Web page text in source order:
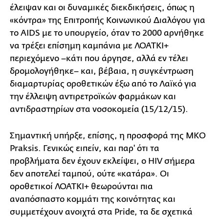
έλειψαν και οι δυναμικές διεκδικήσεις, όπως η
«κόντρα» της Επιτροπής Κοινωνικού Διαλόγου για
το AIDS με το υπουργείο, όταν το 2000 αρνήθηκε
να τρέξει επίσημη καμπάνια με ΛΟΑΤΚΙ+
περιεχόμενο –κάτι που άργησε, αλλά εν τέλει
δρομολογήθηκε– και, βέβαια, η συγκέντρωση
διαμαρτυρίας οροθετικών έξω από το Λαϊκό για
την έλλειψη αντιρετροϊκών φαρμάκων και
αντιδραστηρίων στα νοσοκομεία (15/12/15).
Σημαντική υπήρξε, επίσης, η προσφορά της ΜΚΟ
Praksis. Γενικώς ειπείν, και παρ' ότι τα
προβλήματα δεν έχουν εκλείψει, ο HIV σήμερα
δεν αποτελεί ταμπού, ούτε «κατάρα». Οι
οροθετικοί ΛΟΑΤΚΙ+ θεωρούνται πια
αναπόσπαστο κομμάτι της κοινότητας και
συμμετέχουν ανοιχτά στα Pride, τα δε σχετικά